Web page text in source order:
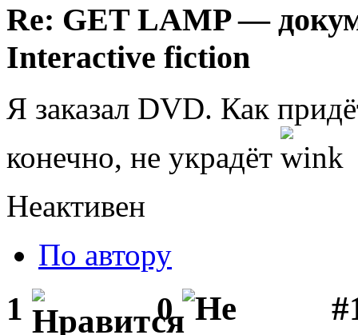
Re: GET LAMP —
Interactive fiction
Я заказал DVD. Как
конечно, не украдёт
Неактивен
По автору
1 0